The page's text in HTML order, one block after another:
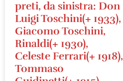
preti, da sinistra: Don
Luigi Toschini(+ 1933),
Giacomo Toschini,
Rinaldi(+ 1930),
Celeste Ferrari(+ 1918),
Tommaso